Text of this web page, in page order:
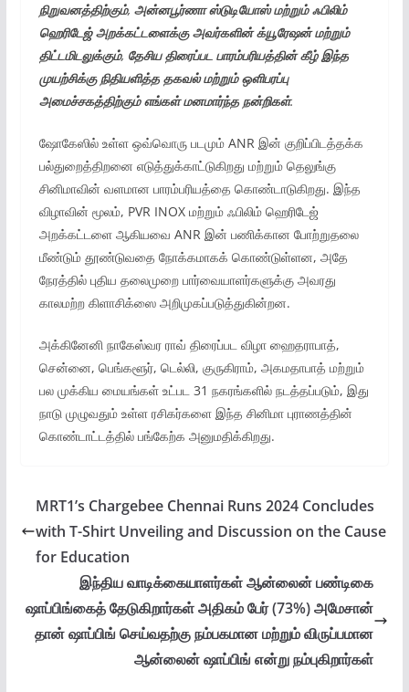
நிறுவனத்திற்கும், அன்னபூர்ணா ஸ்டுடியோஸ் மற்றும் ஃபிலிம்
ஹெரிடேஜ் அறக்கட்டளைக்கு அவர்களின் க்யூரேஷன் மற்றும்
திட்டமிடலுக்கும், தேசிய திரைப்பட பாரம்பரியத்தின் கீழ் இந்த
முயற்சிக்கு நிதியளித்த தகவல் மற்றும் ஒளிபரப்பு
அமைச்சகத்திற்கும் எங்கள் மனமார்ந்த நன்றிகள்.
ஷோகேஸில் உள்ள ஒவ்வொரு படமும் ANR இன் குறிப்பிடத்தக்க
பல்துறைத்திறனை எடுத்துக்காட்டுகிறது மற்றும் தெலுங்கு
சினிமாவின் வளமான பாரம்பரியத்தை கொண்டாடுகிறது. இந்த
விழாவின் மூலம், PVR INOX மற்றும் ஃபிலிம் ஹெரிடேஜ்
அறக்கட்டளை ஆகியவை ANR இன் பணிக்கான போற்றுதலை
மீண்டும் தூண்டுவதை நோக்கமாகக் கொண்டுள்ளன, அதே
நேரத்தில் புதிய தலைமுறை பார்வையாளர்களுக்கு அவரது
காலமற்ற கிளாசிக்ஸை அறிமுகப்படுத்துகின்றன.
அக்கினேனி நாகேஸ்வர ராவ் திரைப்பட விழா ஹைதராபாத்,
சென்னை, பெங்களூர், டெல்லி, குருகிராம், அகமதாபாத் மற்றும்
பல முக்கிய மையங்கள் உட்பட 31 நகரங்களில் நடத்தப்படும், இது
நாடு முழுவதும் உள்ள ரசிகர்களை இந்த சினிமா புராணத்தின்
கொண்டாட்டத்தில் பங்கேற்க அனுமதிக்கிறது.
MRT1’s Chargebee Chennai Runs 2024 Concludes
with T-Shirt Unveiling and Discussion on the Cause
for Education
இந்திய வாடிக்கையாளர்கள் ஆன்லைன் பண்டிகை
ஷாப்பிங்கைத் தேடுகிறார்கள் அதிகம் பேர் (73%) அமேசான்
தான் ஷாப்பிங் செய்வதற்கு நம்பகமான மற்றும் விருப்பமான
ஆன்லைன் ஷாப்பிங் என்று நம்புகிறார்கள்